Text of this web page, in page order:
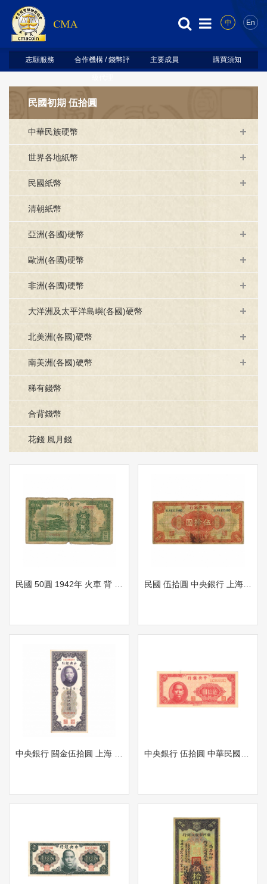
中 En
志願服務 合作機構 / 錢幣評 主要成員 購買須知
民國初期 伍拾圓
中華民族硬幣
世界各地紙幣
民國紙幣
清朝紙幣
亞洲(各國)硬幣
歐洲(各國)硬幣
非洲(各國)硬幣
大洋洲及太平洋島嶼(各國)硬幣
北美洲(各國)硬幣
南美洲(各國)硬幣
稀有錢幣
合背錢幣
花錢 風月錢